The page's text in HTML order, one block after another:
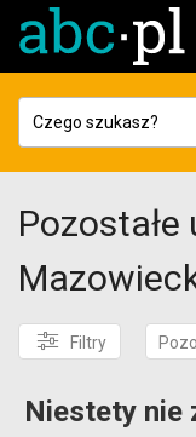
Pozostałe
Filtry
Niestety nie